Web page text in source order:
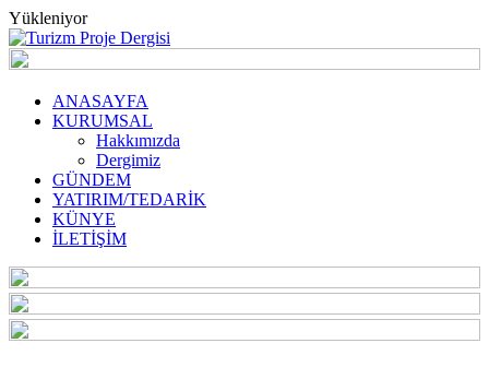
Yükleniyor
ANASAYFA
KURUMSAL
Hakkımızda
Dergimiz
GÜNDEM
YATIRIM/TEDARİK
KÜNYE
İLETİŞİM